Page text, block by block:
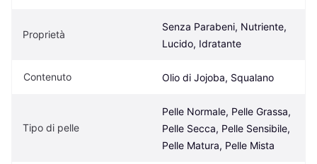
Proprietà
Senza Parabeni, Nutriente,
Lucido, Idratante
Contenuto Olio di Jojoba, Squalano
Tipo di pelle
Pelle Normale, Pelle Grassa,
Pelle Secca, Pelle Sensibile,
Pelle Matura, Pelle Mista